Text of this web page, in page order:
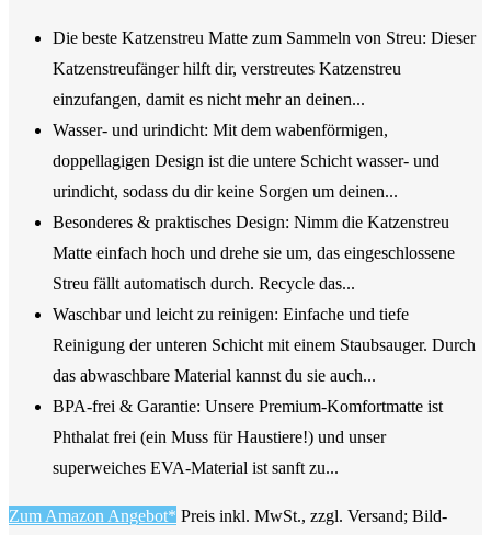
Die beste Katzenstreu Matte zum Sammeln von Streu: Dieser
Katzenstreufänger hilft dir, verstreutes Katzenstreu
einzufangen, damit es nicht mehr an deinen...
Wasser- und urindicht: Mit dem wabenförmigen,
doppellagigen Design ist die untere Schicht wasser- und
urindicht, sodass du dir keine Sorgen um deinen...
Besonderes & praktisches Design: Nimm die Katzenstreu
Matte einfach hoch und drehe sie um, das eingeschlossene
Streu fällt automatisch durch. Recycle das...
Waschbar und leicht zu reinigen: Einfache und tiefe
Reinigung der unteren Schicht mit einem Staubsauger. Durch
das abwaschbare Material kannst du sie auch...
BPA-frei & Garantie: Unsere Premium-Komfortmatte ist
Phthalat frei (ein Muss für Haustiere!) und unser
superweiches EVA-Material ist sanft zu...
Zum Amazon Angebot* Preis inkl. MwSt., zzgl. Versand; Bild-